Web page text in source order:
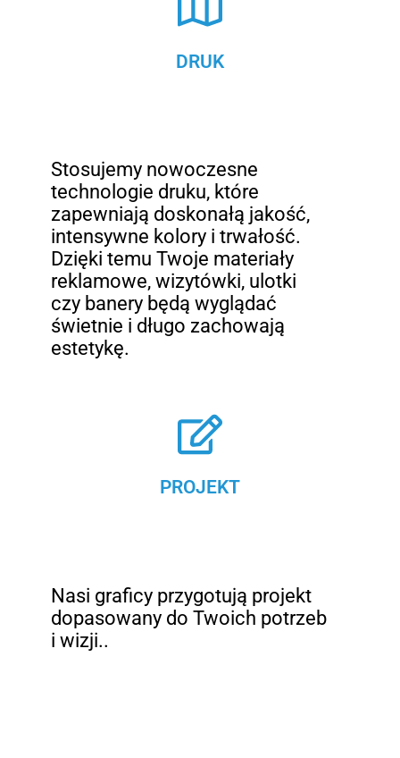
PROJEKT
Nasi graficy przygotują projekt
dopasowany do Twoich potrzeb
i wizji..
DRUK
Stosujemy nowoczesne
technologie druku, które
zapewniają doskonałą jakość,
intensywne kolory i trwałość.
Dzięki temu Twoje materiały
reklamowe, wizytówki, ulotki
czy banery będą wyglądać
świetnie i długo zachowają
estetykę.